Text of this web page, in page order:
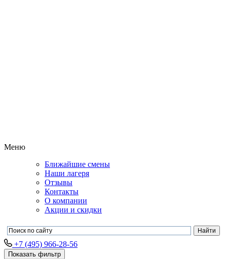
Меню
Ближайшие смены
Наши лагеря
Отзывы
Контакты
О компании
Акции и скидки
+7 (495) 966-28-56
Показать фильтр